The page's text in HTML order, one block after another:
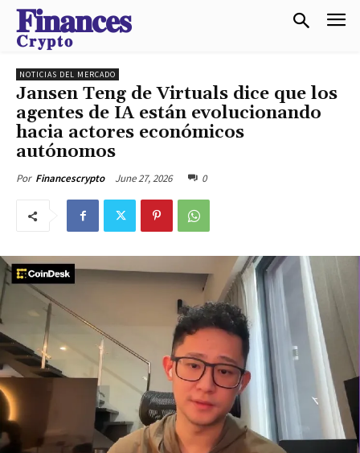
𝐅𝐢𝐧𝐚𝐧𝐜𝐞𝐬
𝐂𝐫𝐲𝐩𝐭𝐨
NOTICIAS DEL MERCADO
Jansen Teng de Virtuals dice que los
agentes de IA están evolucionando
hacia actores económicos
autónomos
Por Financescrypto June 27, 2026 0